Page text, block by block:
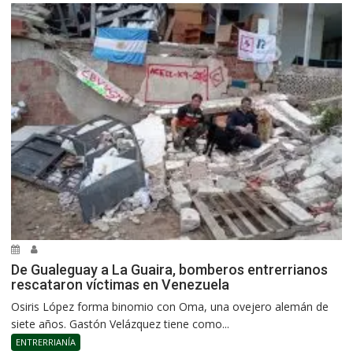
De Gualeguay a La Guaira, bomberos entrerrianos
rescataron víctimas en Venezuela
Osiris López forma binomio con Oma, una ovejero alemán de
siete años. Gastón Velázquez tiene como...
ENTRERRIANÍA